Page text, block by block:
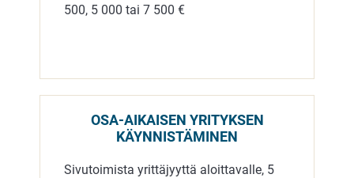
500, 5 000 tai 7 500 €
OSA-AIKAISEN YRITYKSEN
KÄYNNISTÄMINEN
Sivutoimista yrittäjyyttä aloittavalle, 5